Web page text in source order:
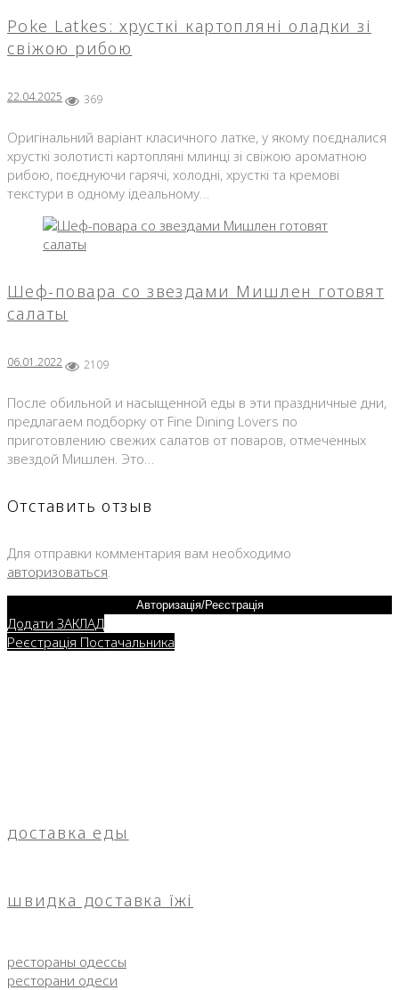
Poke Latkes: хрусткі картопляні оладки зі
свіжою рибою
22.04.2025 369
Оригінальний варіант класичного латке, у якому поєдналися
хрусткі золотисті картопляні млинці зі свіжою ароматною
рибою, поєднуючи гарячі, холодні, хрусткі та кремові
текстури в одному ідеальному…
Шеф-повара со звездами Мишлен готовят
салаты
06.01.2022 2109
После обильной и насыщенной еды в эти праздничные дни,
предлагаем подборку от Fine Dining Lovers по
приготовлению свежих салатов от поваров, отмеченных
звездой Мишлен. Это…
Отставить отзыв
Для отправки комментария вам необходимо
авторизоваться
Авторизація/Реєстрація
Додати ЗАКЛАД
Реєстрація Постачальника
доставка еды
швидка доставка їжі
рестораны одессы
ресторани одеси